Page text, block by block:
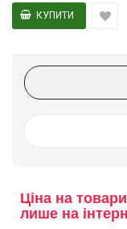
Ціна на
лише на